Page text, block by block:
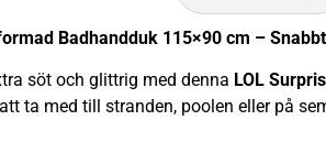
Badhandduk 115×90 cm –
söt och glittrig med denna LOL
ta med till stranden, poolen eller på